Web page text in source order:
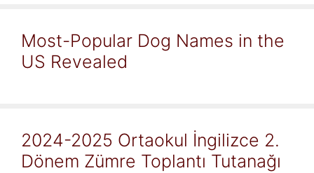
Most-Popular Dog Names in the
US Revealed
2024-2025 Ortaokul İngilizce 2.
Dönem Zümre Toplantı Tutanağı